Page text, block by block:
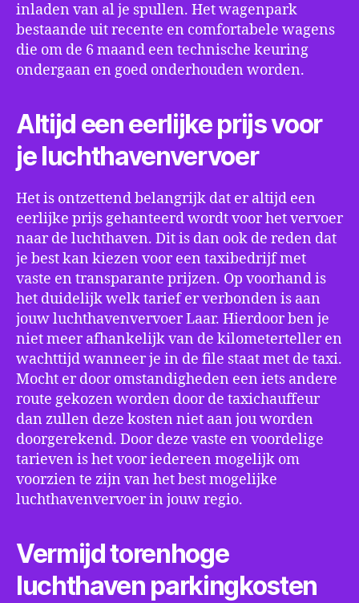
inladen van al je spullen. Het wagenpark
bestaande uit recente en comfortabele wagens
die om de 6 maand een technische keuring
ondergaan en goed onderhouden worden.
Altijd een eerlijke prijs voor
je luchthavenvervoer
Het is ontzettend belangrijk dat er altijd een
eerlijke prijs gehanteerd wordt voor het vervoer
naar de luchthaven. Dit is dan ook de reden dat
je best kan kiezen voor een taxibedrijf met
vaste en transparante prijzen. Op voorhand is
het duidelijk welk tarief er verbonden is aan
jouw luchthavenvervoer Laar. Hierdoor ben je
niet meer afhankelijk van de kilometerteller en
wachttijd wanneer je in de file staat met de taxi.
Mocht er door omstandigheden een iets andere
route gekozen worden door de taxichauffeur
dan zullen deze kosten niet aan jou worden
doorgerekend. Door deze vaste en voordelige
tarieven is het voor iedereen mogelijk om
voorzien te zijn van het best mogelijke
luchthavenvervoer in jouw regio.
Vermijd torenhoge
luchthaven parkingkosten